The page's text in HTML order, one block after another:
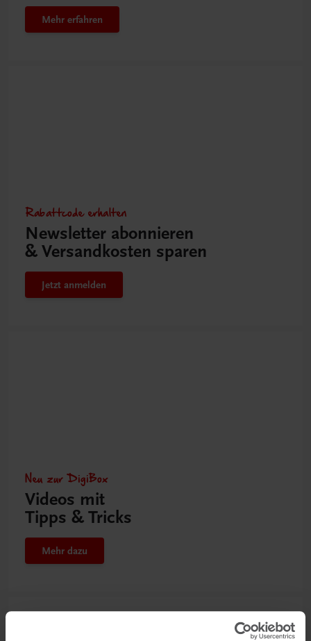
Mehr erfahren
Rabattcode erhalten
Newsletter abonnieren
& Versandkosten sparen
Jetzt anmelden
Neu zur DigiBox
Videos mit
Tipps & Tricks
Mehr dazu